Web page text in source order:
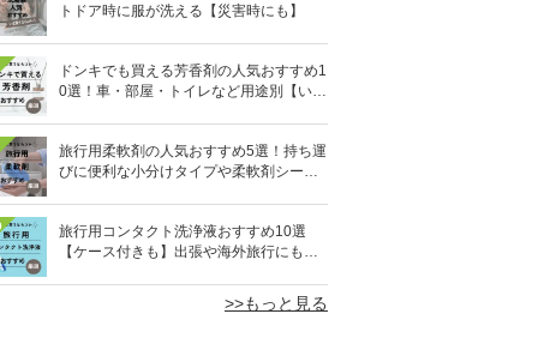
トドア時に服が洗える【災害時にも】
ドンキでも買える芳香剤の人気おすすめ1
0選！車・部屋・トイレなど用途別【いい
旅行用柔軟剤の人気おすすめ5選！持ち運
びに便利な小分けタイプや柔軟剤シート
旅行用コンタクト洗浄液おすすめ10選
【ケース付きも】出張や海外旅行にも便
>>もっと見る